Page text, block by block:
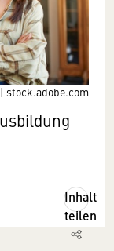
stock.adobe.com
Inhalt
teilen